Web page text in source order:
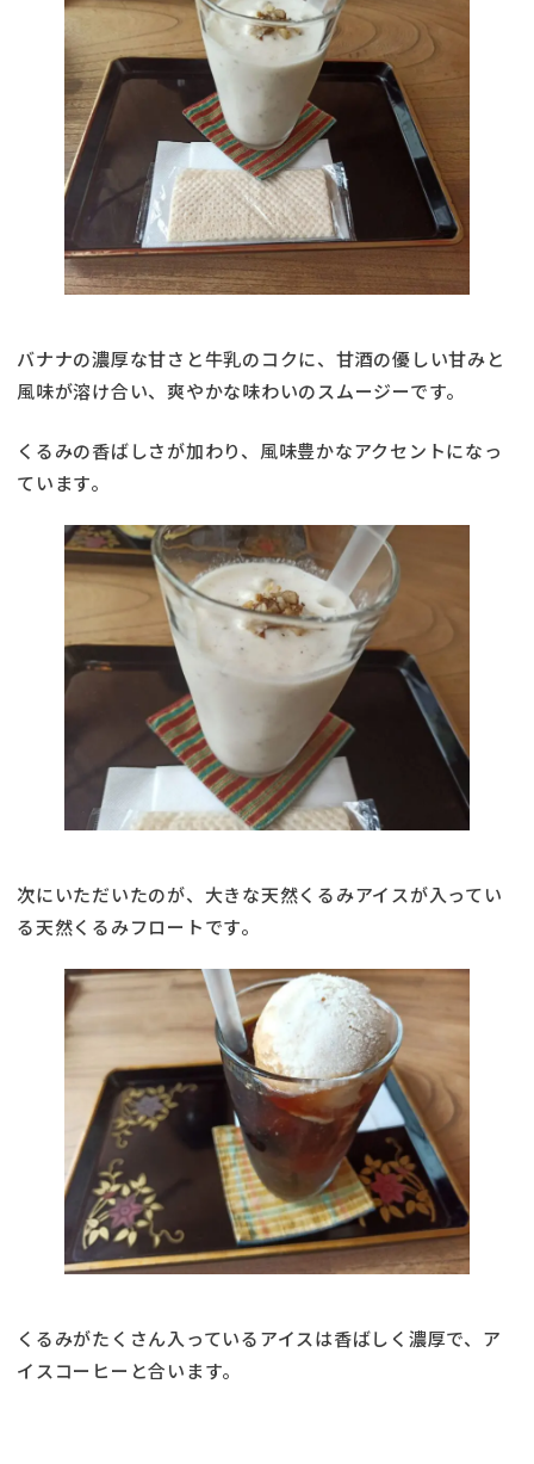
バナナの濃厚な甘さと牛乳のコクに、甘酒の優しい甘みと
風味が溶け合い、爽やかな味わいのスムージーです。
くるみの香ばしさが加わり、風味豊かなアクセントになっ
ています。
次にいただいたのが、大きな天然くるみアイスが入ってい
る天然くるみフロートです。
くるみがたくさん入っているアイスは香ばしく濃厚で、ア
イスコーヒーと合います。